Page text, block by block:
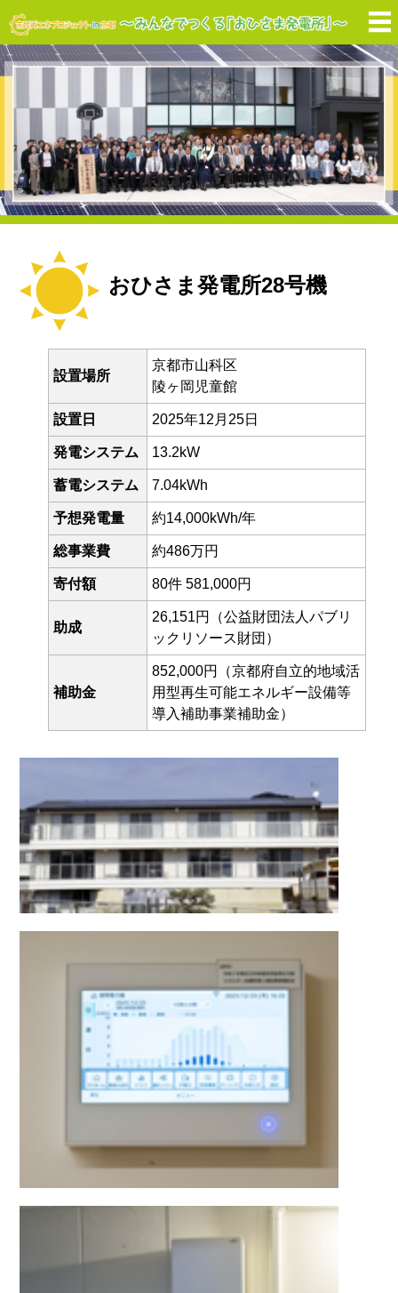
おひさま発電所28号機
設置場所
京都市山科区
陵ヶ岡児童館
設置日 2025年12月25日
発電システム 13.2kW
蓄電システム 7.04kWh
予想発電量 約14,000kWh/年
総事業費 約486万円
寄付額 80件 581,000円
助成
26,151円（公益財団法人パブリ
ックリソース財団）
補助金
852,000円（京都府自立的地域活
用型再生可能エネルギー設備等
導入補助事業補助金）